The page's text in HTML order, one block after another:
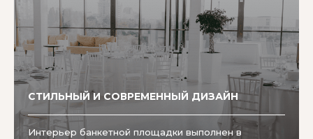
СТИЛЬНЫЙ И СОВРЕМЕННЫЙ ДИЗАЙН
Интерьер банкетной площадки выполнен в